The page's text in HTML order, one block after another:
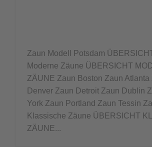
Zaun Modell Potsdam
Moderne Zäune ÜBERSICHT
ZÄUNE Zaun Boston Zaun Atlanta
Denver Zaun Detroit Zaun Dublin
York Zaun Portland Zaun Tessin
Klassische Zäune ÜBERSICHT
ZÄUNE...